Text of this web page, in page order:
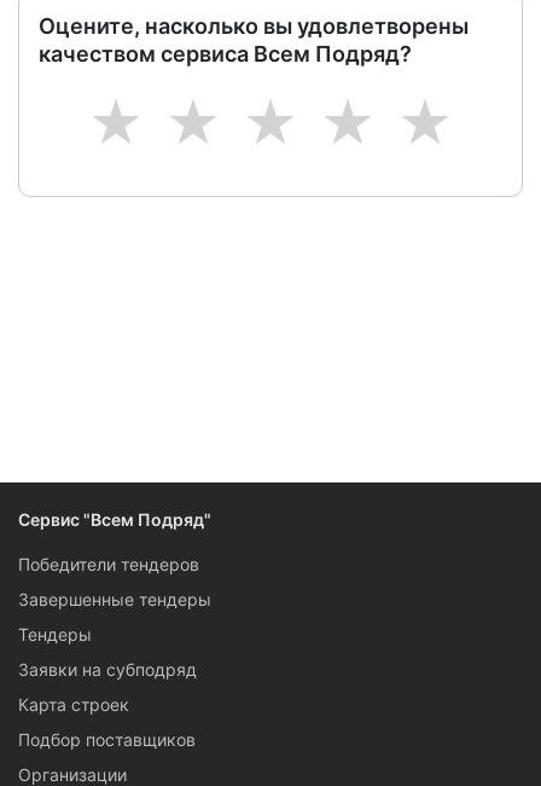
Оцените, насколько вы удовлетворены
качеством сервиса Всем Подряд?
5
4
3
2
1
Сервис "Всем Подряд"
Победители тендеров
Завершенные тендеры
Тендеры
Заявки на субподряд
Карта строек
Подбор поставщиков
Организации